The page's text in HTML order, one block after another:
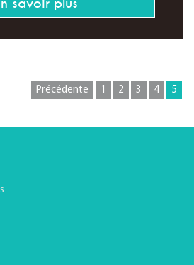
Précédente 1 2 3 4 5